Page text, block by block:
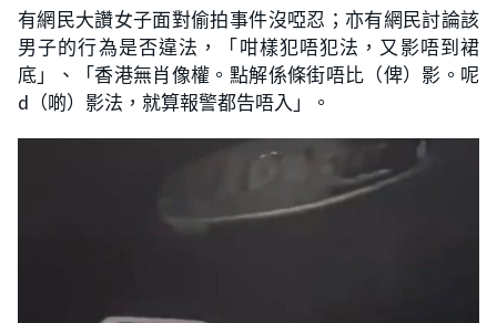
有網民大讚女子面對偷拍事件沒啞忍；亦有網民討論該
男子的行為是否違法，「咁樣犯唔犯法，又影唔到裙
底」、「香港無肖像權。點解係條街唔比（俾）影。呢
d（啲）影法，就算報警都告唔入」。